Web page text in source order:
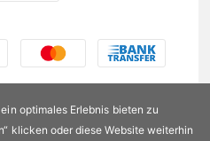
optimales Erlebnis bieten zu
klicken oder diese Website weiterhin